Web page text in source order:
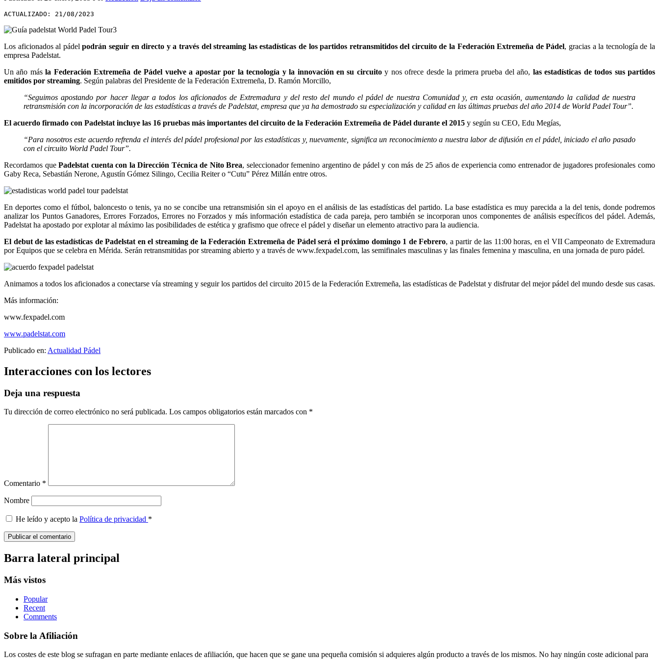
ACTUALIZADO: 21/08/2023
Los aficionados al pádelpodrán seguir en directo y a través del streaming las estadísticas de los partidos retransmitidos del circuito de la Federación Extremeña de Pádel, gracias a la tecnología de la
empresa Padelstat.
Un año másla Federación Extremeña de Pádel vuelve a apostar por la tecnología y la innovación en su circuitoy nos ofrece desde la primera prueba del año, las estadísticas de todos sus partidos
emitidos por streaming. Según palabras del Presidente de la Federación Extremeña, D. Ramón Morcillo,
“Seguimos apostando por hacer llegar a todos los aficionados de Extremadura y del resto del mundo el pádel de nuestra Comunidad y, en esta ocasión, aumentando la calidad de nuestra
retransmisión con la incorporación de las estadísticas a través de Padelstat, empresa que ya ha demostrado su especialización y calidad en las últimas pruebas del año 2014 de World Padel Tour”.
El acuerdo firmado con Padelstat incluye las 16 pruebas más importantes del circuito de la Federación Extremeña de Pádel durante el 2015 y según su CEO, Edu Megías,
“Para nosotros este acuerdo refrenda el interés del pádel profesional por las estadísticas y, nuevamente, significa un reconocimiento a nuestra labor de difusión en el pádel, iniciado el año pasado
con el circuito World Padel Tour”.
Recordamos quePadelstat cuenta con la Dirección Técnica de Nito Brea, seleccionador femenino argentino de pádel y con más de 25 años de experiencia como entrenador de jugadores profesionales como
Gaby Reca, Sebastián Nerone, Agustín Gómez Silingo, Cecilia Reiter o “Cutu” Pérez Millán entre otros.
En deportes como el fútbol, baloncesto o tenis, ya no se concibe una retransmisión sin el apoyo en el análisis de las estadísticas del partido. La base estadística es muy parecida a la del tenis, donde podremos
analizar los Puntos Ganadores, Errores Forzados, Errores no Forzados y más información estadística de cada pareja, pero también se incorporan unos componentes de análisis específicos del pádel. Además,
Padelstat ha apostado por explotar al máximo las posibilidades de estética y grafismo que ofrece el pádel y diseñar un elemento atractivo para la audiencia.
El debut de las estadísticas de Padelstat en el streaming de la Federación Extremeña de Pádel será el próximo domingo 1 de Febrero, a partir de las 11:00 horas, en el VII Campeonato de Extremadura
por Equipos que se celebra en Mérida. Serán retransmitidas por streaming abierto y a través de www.fexpadel.com, las semifinales masculinas y las finales femenina y masculina, en una jornada de puro pádel.
Animamos a todos los aficionados a conectarse vía streaming y seguir los partidos del circuito 2015 de la Federación Extremeña, las estadísticas de Padelstat y disfrutar del mejor pádel del mundo desde sus casas.
Más información:
www.fexpadel.com
www.padelstat.com
Publicado en: Actualidad Pádel
Interacciones con los lectores
Deja una respuesta
Tu dirección de correo electrónico no será publicada. Los campos obligatorios están marcados con *
Comentario *
Nombre
He leído y acepto la Política de privacidad *
Barra lateral principal
Más vistos
Popular
Recent
Comments
Sobre la Afiliación
Los costes de este blog se sufragan en parte mediante enlaces de afiliación, que hacen que se gane una pequeña comisión si adquieres algún producto a través de los mismos. No hay ningún coste adicional para